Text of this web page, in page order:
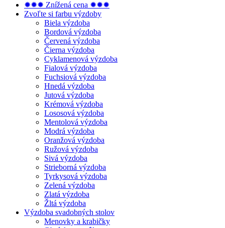
✹✹✹ Znížená cena ✹✹✹
Zvoľte si farbu výzdoby
Biela výzdoba
Bordová výzdoba
Červená výzdoba
Čierna výzdoba
Cyklamenová výzdoba
Fialová výzdoba
Fuchsiová výzdoba
Hnedá výzdoba
Jutová výzdoba
Krémová výzdoba
Lososová výzdoba
Mentolová výzdoba
Modrá výzdoba
Oranžová výzdoba
Ružová výzdoba
Sivá výzdoba
Strieborná výzdoba
Tyrkysová výzdoba
Zelená výzdoba
Zlatá výzdoba
Žltá výzdoba
Výzdoba svadobných stolov
Menovky a krabičky